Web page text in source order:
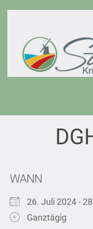
WANN
26. Juli 2024 -
Ganztägig